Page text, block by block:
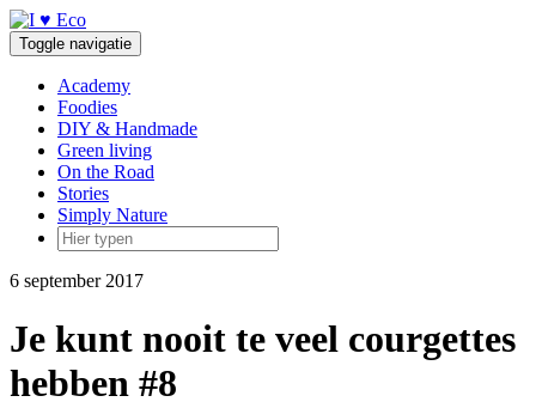
Doorgaan
naar
inhoud
Toggle navigatie
Academy
Foodies
DIY & Handmade
Green living
On the Road
Stories
Simply Nature
6 september 2017
Je kunt nooit te veel courgettes
hebben #8